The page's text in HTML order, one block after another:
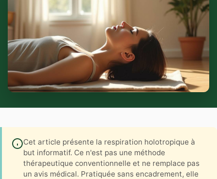
Cet article présente la respiration holotropique à
but informatif. Ce n'est pas une méthode
thérapeutique conventionnelle et ne remplace pas
un avis médical. Pratiquée sans encadrement, elle